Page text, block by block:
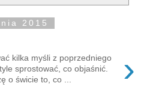
2015
›
kilka myśli z poprzedniego
sprostować, co objaśnić.
o świcie to, co ...